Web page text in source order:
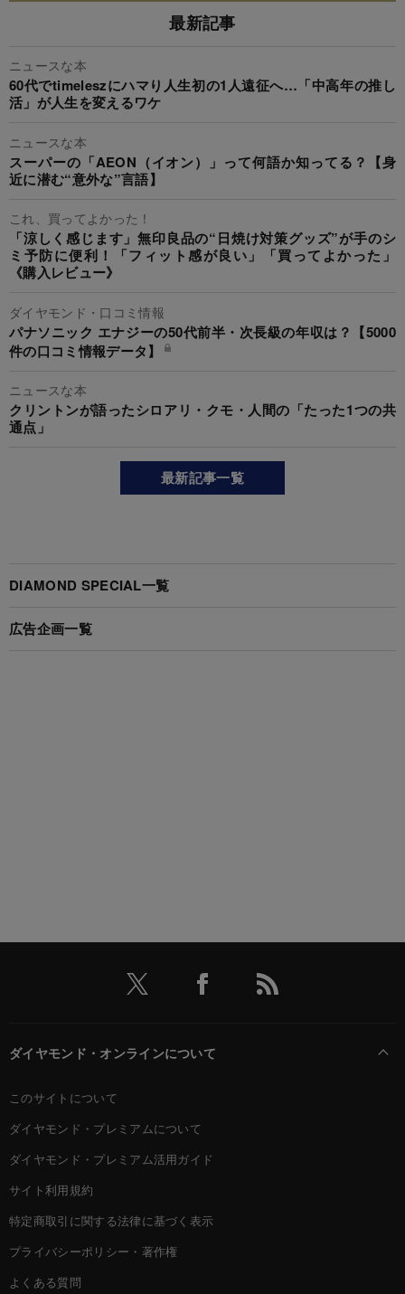
最新記事
ニュースな本
60代でtimeleszにハマり人生初の1人遠征へ…「中高年の推し
活」が人生を変えるワケ
ニュースな本
スーパーの「AEON（イオン）」って何語か知ってる？【身
近に潜む“意外な”言語】
これ、買ってよかった！
「涼しく感じます」無印良品の“日焼け対策グッズ”が手のシ
ミ予防に便利！「フィット感が良い」「買ってよかった」
《購入レビュー》
ダイヤモンド・口コミ情報
パナソニック エナジーの50代前半・次長級の年収は？【5000
件の口コミ情報データ】
ニュースな本
クリントンが語ったシロアリ・クモ・人間の「たった1つの共
通点」
最新記事一覧
DIAMOND SPECIAL一覧
広告企画一覧
ダイヤモンド・オンラインについて
このサイトについて
ダイヤモンド・プレミアムについて
ダイヤモンド・プレミアム活用ガイド
サイト利用規約
特定商取引に関する法律に基づく表示
プライバシーポリシー・著作権
よくある質問